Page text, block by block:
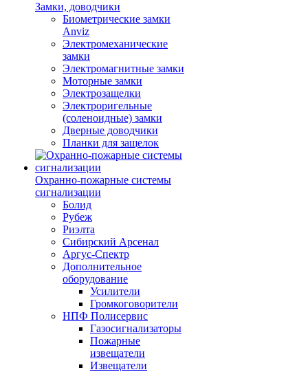
Замки, доводчики
Биометрические замки
Anviz
Электромеханические
замки
Электромагнитные замки
Моторные замки
Электрозащелки
Электроригельные
(cоленоидные) замки
Дверные доводчики
Планки для защелок
Охранно-пожарные системы
сигнализации
Болид
Рубеж
Риэлта
Сибирский Арсенал
Аргус-Спектр
Дополнительное
оборудование
Усилители
Громкоговорители
НПФ Полисервис
Газосигнализаторы
Пожарные
извещатели
Извещатели